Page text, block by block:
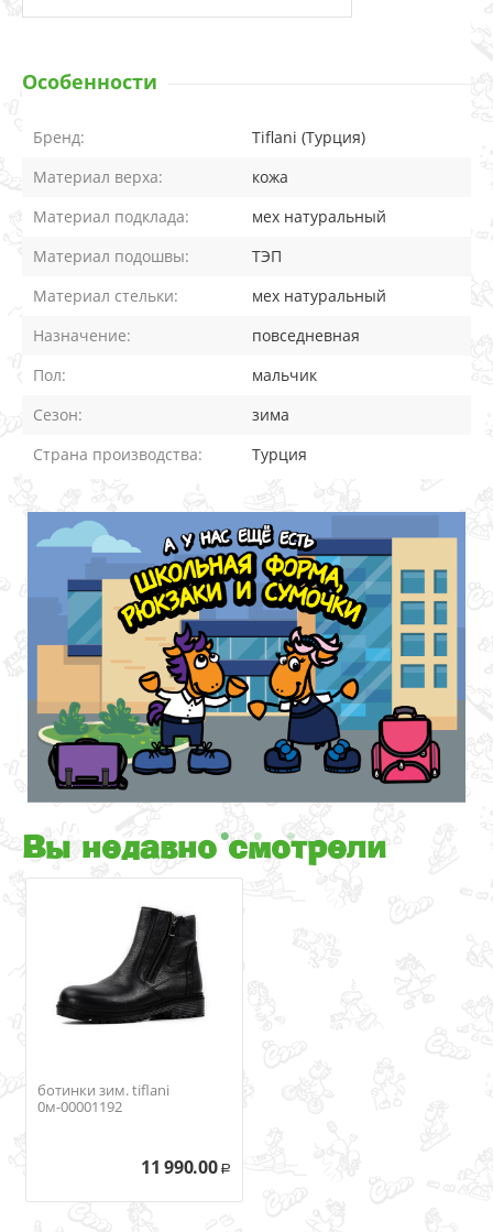
Особенности
Бренд:
Tiflani (Турция)
Материал верха:
кожа
Материал подклада:
мех натуральный
Материал подошвы:
ТЭП
Материал стельки:
мех натуральный
Назначение:
повседневная
Пол:
мальчик
Сезон:
зима
Страна производства:
Турция
Вы недавно смотрели
ботинки зим. tiflani
0м-00001192
11 990.00 Р